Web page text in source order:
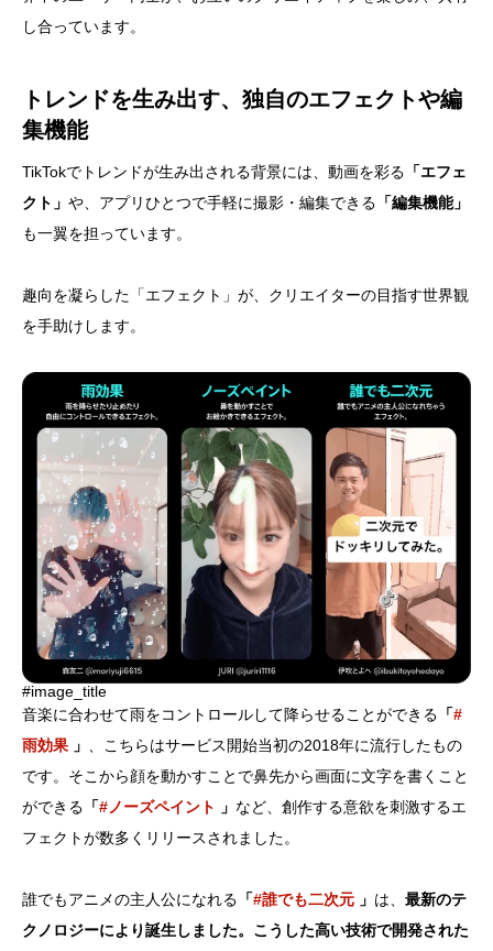
し合っています。
トレンドを生み出す、独自のエフェクトや編
集機能
TikTokでトレンドが生み出される背景には、動画を彩る 「エフェ
クト」 や、アプリひとつで手軽に撮影・編集できる 「編集機能」
も一翼を担っています。
趣向を凝らした「エフェクト」が、クリエイターの目指す世界観
を手助けします。
#image_title
音楽に合わせて雨をコントロールして降らせることができる 「#
雨効果 」
、こちらはサービス開始当初の2018年に流行したもの
です。そこから顔を動かすことで鼻先から画面に文字を書くこと
ができる 「#ノーズペイント 」 など、創作する意欲を刺激するエ
フェクトが数多くリリースされました。
誰でもアニメの主人公になれる 「#誰でも二次元 」 は、 最新のテ
クノロジーにより誕生しました。こうした高い技術で開発された